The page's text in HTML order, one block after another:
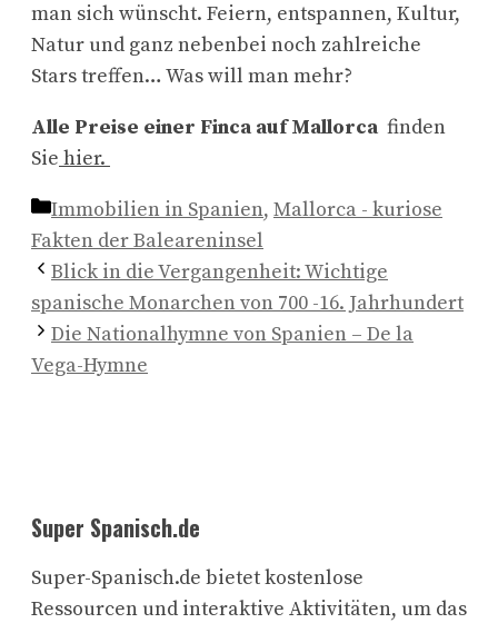
man sich wünscht. Feiern, entspannen, Kultur,
Natur und ganz nebenbei noch zahlreiche
Stars treffen… Was will man mehr?
Alle Preise einer Finca auf Mallorca finden
Sie hier.
Kategorien
Immobilien in Spanien, Mallorca - kuriose
Fakten der Baleareninsel
Blick in die Vergangenheit: Wichtige
spanische Monarchen von 700 -16. Jahrhundert
Die Nationalhymne von Spanien – De la
Vega-Hymne
Super Spanisch.de
Super-Spanisch.de bietet kostenlose
Ressourcen und interaktive Aktivitäten, um das